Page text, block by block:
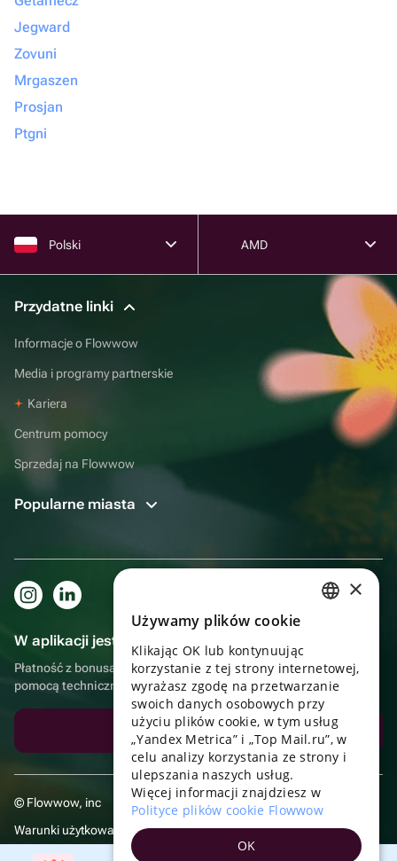
Jegward
Zovuni
Mrgaszen
Prosjan
Ptgni
Polski AMD
Przydatne linki
Informacje o Flowwow
Media i programy partnerskie
Kariera
Centrum pomocy
Sprzedaj na Flowwow
Popularne miasta
W aplikacji jest to jeszcze wygodniejsze!
Płatność z bonusami, samodzielna dostawa, wygodny czat z
pomocą techniczną
Pobierz aplikację
© Flowwow, inc
Warunki użytkowania
UKRAINIAN
PORTUGUESE
SPANISH
×
Używamy plików cookie
Klikając OK lub kontynuując
korzystanie z tej strony internetowej,
wyrażasz zgodę na przetwarzanie
swoich danych osobowych przy
użyciu plików cookie, w tym usług
„Yandex Metrica” i „Top Mail.ru”, w
celu analizy korzystania ze strony i
ulepszania naszych usług.
Więcej informacji znajdziesz w
Polityce plików cookie Flowwow
OK